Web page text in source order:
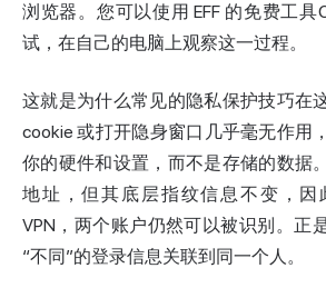
浏览器。您可以使用 EFF 的免费工具
试，在自己的电脑上观察这一过程。
这就是为什么常见的隐私保护技巧在
cookie 或打开隐身窗口几乎毫无作用
你的硬件和设置，而不是存储的数据
地址，但其底层指纹信息不变，因
VPN，两个账户仍然可以被识别。正
“不同”的登录信息关联到同一个人。